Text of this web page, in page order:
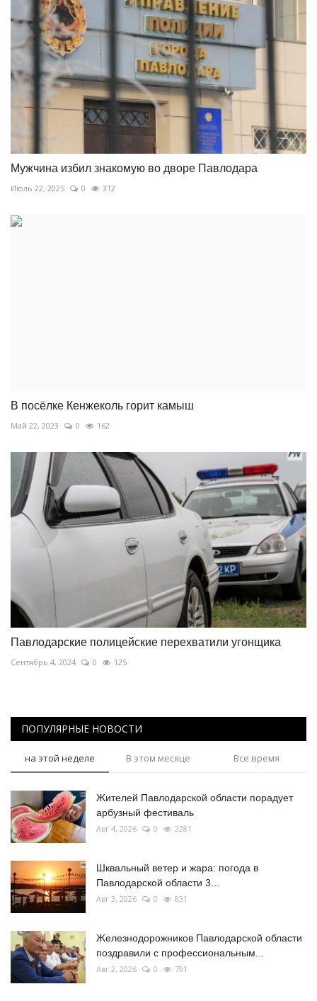
Мужчина избил знакомую во дворе Павлодара
Июль 22, 2025 0 312
В посёлке Кенжеколь горит камыш
Май 22, 2023 0 162
Павлодарские полицейские перехватили угонщика
Сентябрь 4, 2024 0 125
ПОПУЛЯРНЫЕ НОВОСТИ
на этой неделе В этом месяце Все время
Жителей Павлодарской области порадует
арбузный фестиваль
Авг 4, 2026 0 2281
Шквальный ветер и жара: погода в
Павлодарской области 3...
Авг 3, 2026 0 831
Железнодорожников Павлодарской области
поздравили с профессиональным...
Авг 2, 2026 0 791